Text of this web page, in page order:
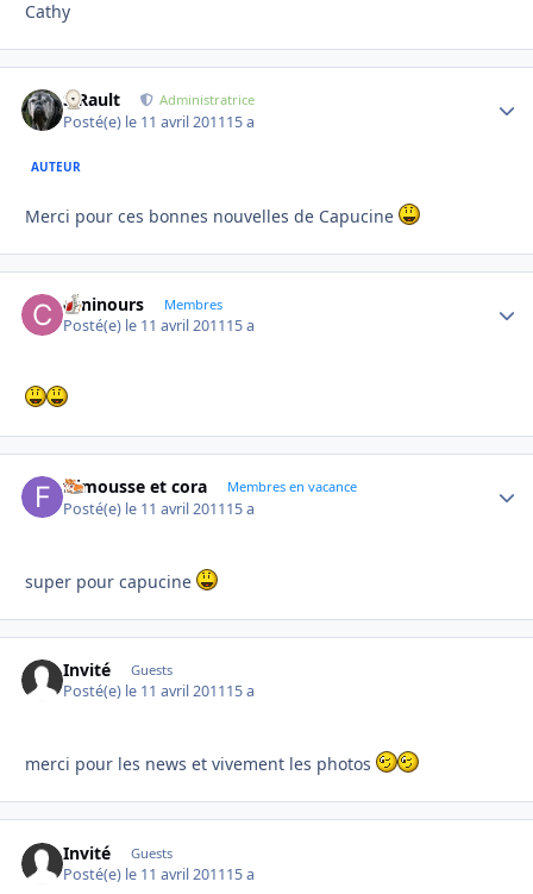
Cathy
S.Rault Administratrice
Posté(e) le 11 avril 201115 a
AUTEUR
Merci pour ces bonnes nouvelles de Capucine
caninours Membres
Posté(e) le 11 avril 201115 a
frimousse et cora Membres en vacance
Posté(e) le 11 avril 201115 a
super pour capucine
Invité Guests
Posté(e) le 11 avril 201115 a
merci pour les news et vivement les photos
Invité Guests
Posté(e) le 11 avril 201115 a